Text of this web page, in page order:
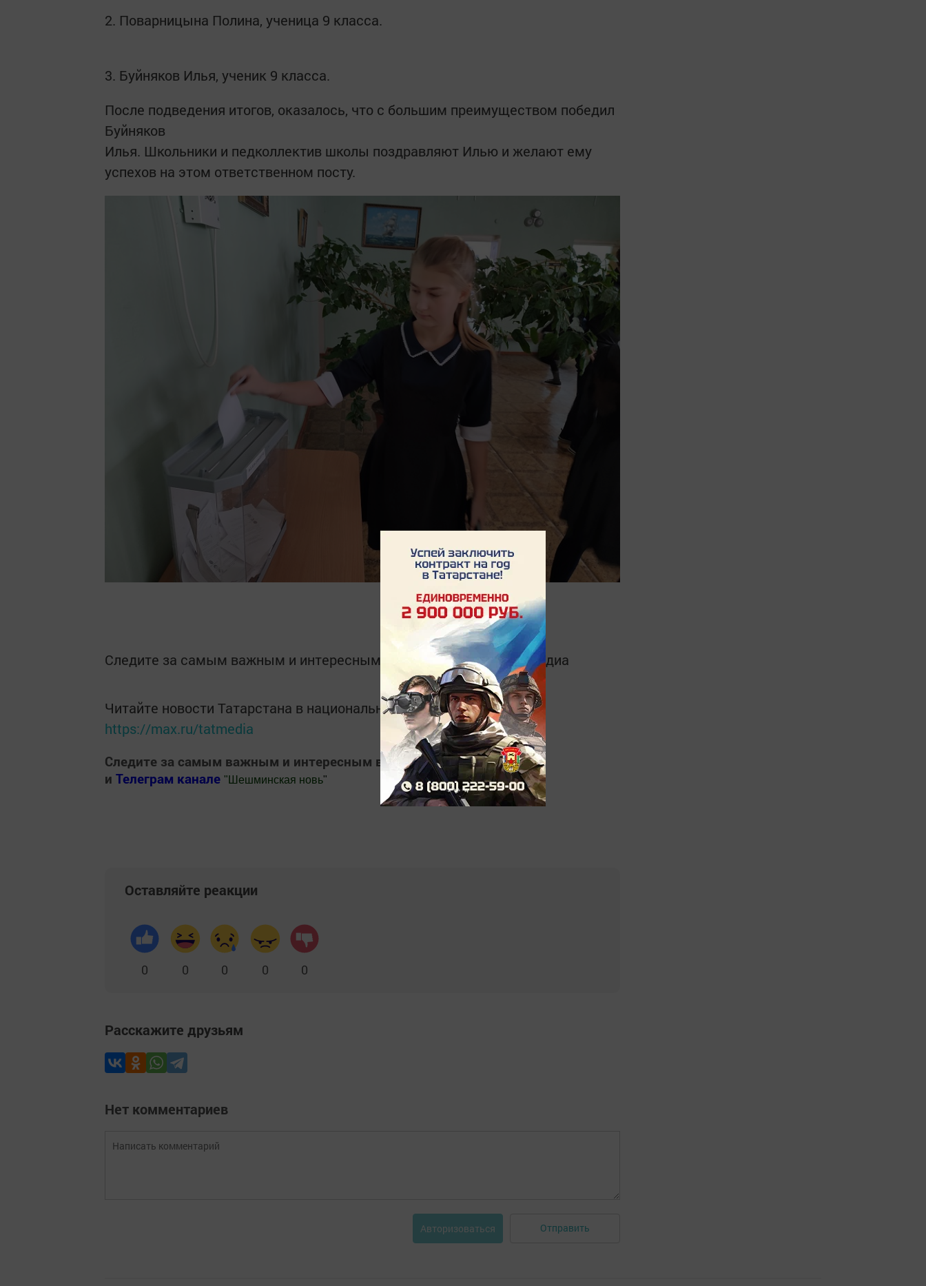
2. Поварницына Полина, ученица 9 класса.
3. Буйняков Илья, ученик 9 класса.
После подведения итогов, оказалось, что с большим преимуществом победил
Буйняков
Илья. Школьники и педколлектив школы поздравляют Илью и желают ему
успехов на этом ответственном посту.
Следите за самым важным и интересным в Telegram-канале Татмедиа
Читайте новости Татарстана в национальном мессенджере MАХ:
https://max.ru/tatmedia
Следите за самым важным и интересным вЯндекс Дзен
и Телеграм канале " Шешминская новь"
Оставляйте реакции
0 0 0 0 0
Расскажите друзьям
Нет комментариев
Авторизоваться Отправить